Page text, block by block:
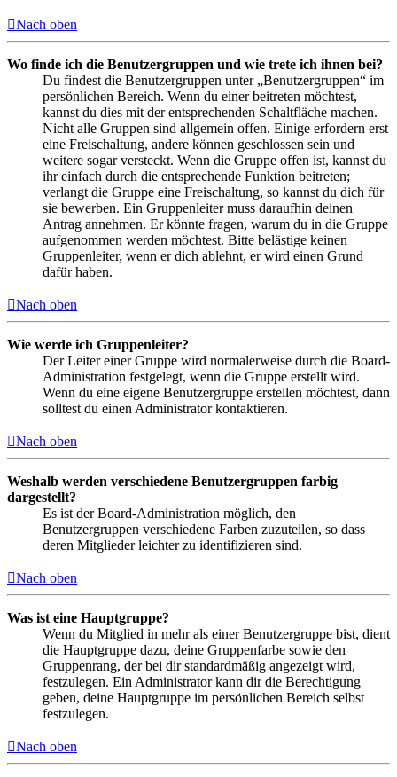
Nach oben
Wo finde ich die Benutzergruppen und wie trete ich ihnen bei?
Du findest die Benutzergruppen unter „Benutzergruppen“ im
persönlichen Bereich. Wenn du einer beitreten möchtest,
kannst du dies mit der entsprechenden Schaltfläche machen.
Nicht alle Gruppen sind allgemein offen. Einige erfordern erst
eine Freischaltung, andere können geschlossen sein und
weitere sogar versteckt. Wenn die Gruppe offen ist, kannst du
ihr einfach durch die entsprechende Funktion beitreten;
verlangt die Gruppe eine Freischaltung, so kannst du dich für
sie bewerben. Ein Gruppenleiter muss daraufhin deinen
Antrag annehmen. Er könnte fragen, warum du in die Gruppe
aufgenommen werden möchtest. Bitte belästige keinen
Gruppenleiter, wenn er dich ablehnt, er wird einen Grund
dafür haben.
Nach oben
Wie werde ich Gruppenleiter?
Der Leiter einer Gruppe wird normalerweise durch die Board-
Administration festgelegt, wenn die Gruppe erstellt wird.
Wenn du eine eigene Benutzergruppe erstellen möchtest, dann
solltest du einen Administrator kontaktieren.
Nach oben
Weshalb werden verschiedene Benutzergruppen farbig
dargestellt?
Es ist der Board-Administration möglich, den
Benutzergruppen verschiedene Farben zuzuteilen, so dass
deren Mitglieder leichter zu identifizieren sind.
Nach oben
Was ist eine Hauptgruppe?
Wenn du Mitglied in mehr als einer Benutzergruppe bist, dient
die Hauptgruppe dazu, deine Gruppenfarbe sowie den
Gruppenrang, der bei dir standardmäßig angezeigt wird,
festzulegen. Ein Administrator kann dir die Berechtigung
geben, deine Hauptgruppe im persönlichen Bereich selbst
festzulegen.
Nach oben